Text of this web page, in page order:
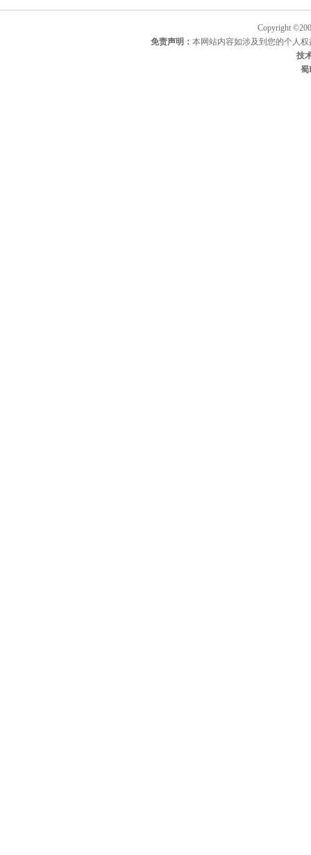
Copyright
免责声明： 本网站内容如涉及到您的个人
技
蜀